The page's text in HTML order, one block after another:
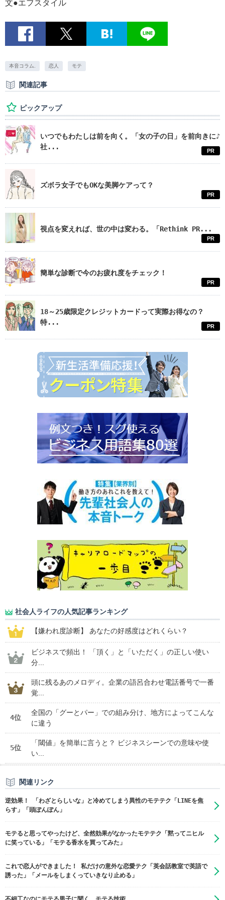
文●エフスタイル
本音コラム. 恋人 モテ
関連記事
ピックアップ
いつでもわたしは前を向く。「女の子の日」を前向きに♪
社...
PR
ズボラ女子でもOKな美脚ケアって？
PR
視点を変えれば、世の中は変わる。「Rethink PR...
PR
簡単な診断で今のお疲れ度をチェック！
PR
18～25歳限定クレジットカードって実際お得なの？
特...
PR
社会人ライフの人気記事ランキング
【嫌われ度診断】 あなたの好感度はどれくらい？
ビジネスで頻出！ 「頂く」と「いただく」の正しい使い
分...
頭に残るあのメロディ。企業の語呂合わせ電話番号で一番
覚...
4位
全国の「グーとパー」での組み分け、地方によってこんな
に違う
5位
「閾値」を簡単に言うと？ ビジネスシーンでの意味や使
い...
関連リンク
逆効果！ 「わざとらしいな」と冷めてしまう異性のモテテク「LINEを焦
らす」「頭ぽんぽん」
モテると思ってやったけど、全然効果がなかったモテテク「黙ってニヒル
に笑っている」「モテる香水を買ってみた」
これで恋人ができました！ 私だけの意外な恋愛テク「英会話教室で英語で
誘った」「メールをしまくっていきなり止める」